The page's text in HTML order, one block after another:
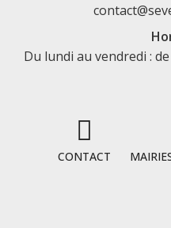
Du lundi au vendredi :
CONTACT